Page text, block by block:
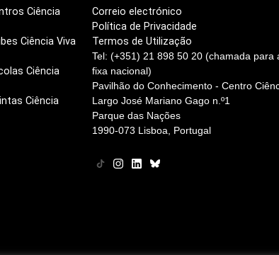
Ciência
Ciência Viva
Ciência
Ciência
Correio electrónico
Política de Privacidade
Termos de Utilização
Tel: (+351) 21 898 50 20 (chamada para
fixa nacional)
Pavilhão do Conhecimento - Centro
Largo José Mariano Gago n.º1
Parque das Nações
1990-073 Lisboa, Portugal